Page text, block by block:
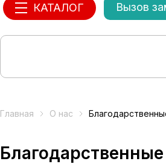
КАТАЛОГ Вызов
Главная О нас